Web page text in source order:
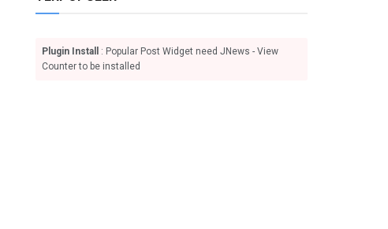
Plugin Install
: Popular Post Widget need JNews - View
Counter to be installed